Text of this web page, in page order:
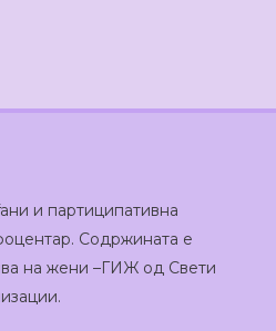
и партиципативна
Содржината е
на жени –ГИЖ од Свети